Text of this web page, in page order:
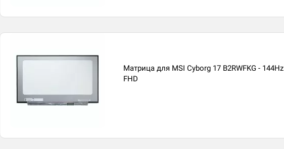
Матрица для MSI Cyborg 17 B2RWFKG - 144Hz
FHD